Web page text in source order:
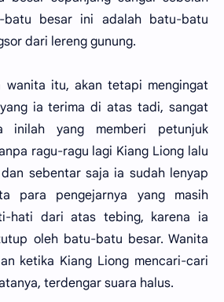
batu besar ini adalah batu-batu
dari lereng gunung.
itu, akan tetapi mengingat
ia terima di atas tadi, sangat
inilah yang memberi petunjuk
ragu-ragu lagi Kiang Liong lalu
sebentar saja ia sudah lenyap
para pengejarnya yang masih
hati dari atas tebing, karena ia
oleh batu-batu besar. Wanita
ketika Kiang Liong mencari-cari
terdengar suara halus.